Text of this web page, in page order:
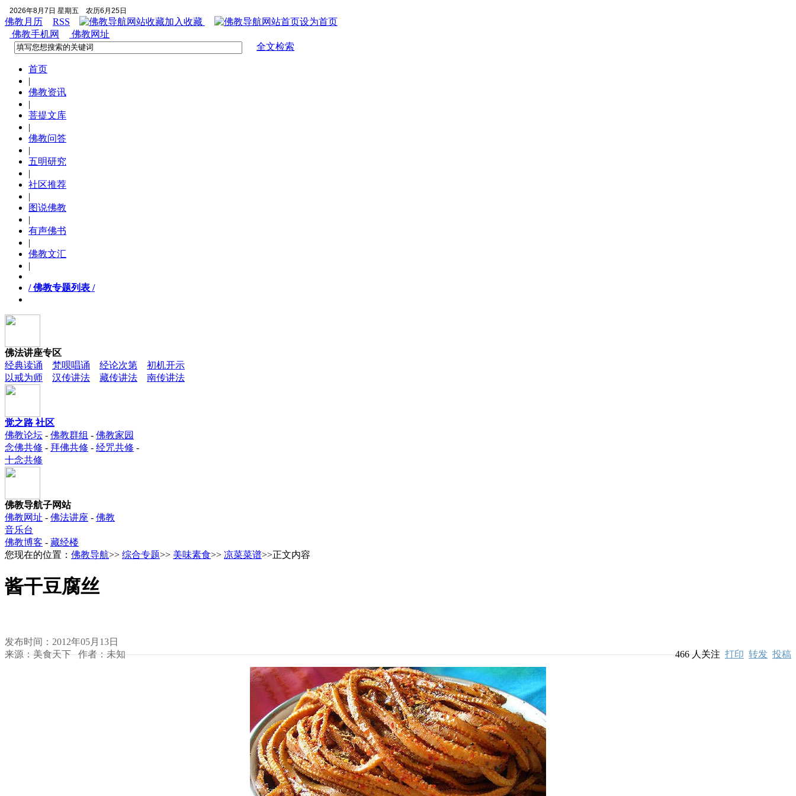
2026年8月7日 星期五 农历6月25日
佛教月历 RSS 加入收藏
设为首页
佛教手机网
佛教网址
全文检索
首页
|
佛教资讯
|
菩提文库
|
佛教问答
|
五明研究
|
社区推荐
|
图说佛教
|
有声佛书
|
佛教文汇
|
/ 佛教专题列表 /
佛法讲座专区
经典读诵
梵呗唱诵 经论次第
初机开示
以戒为师
汉传讲法 藏传讲法 南传讲法
觉之路 社区
佛教论坛 - 佛教群组 - 佛教家园
念佛共修 - 拜佛共修 - 经咒共修 -
十念共修
佛教导航子网站
佛教网址 - 佛法讲座 - 佛教
音乐台
佛教博客 - 藏经楼
您现在的位置： 佛教导航>> 综合专题>> 美味素食>> 凉菜菜谱>>正文内容
酱干豆腐丝
发布时间：2012年05月13日
来源：美食天下 作者：未知
466人关注 打印 转发 投稿